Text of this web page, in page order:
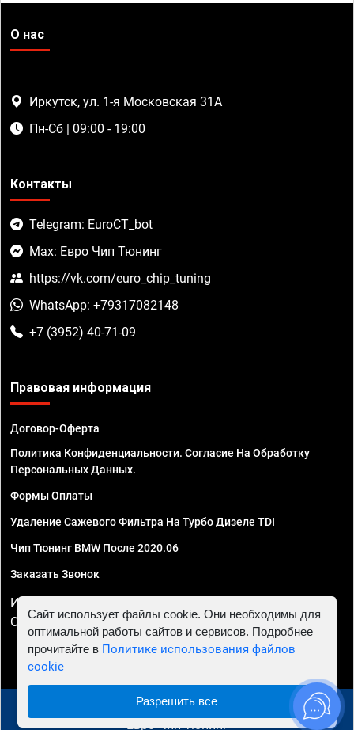
О нас
Иркутск, ул. 1-я Московская 31А
Пн-Сб | 09:00 - 19:00
Контакты
Telegram: EuroCT_bot
Max: Евро Чип Тюнинг
https://vk.com/euro_chip_tuning
WhatsApp: +79317082148
+7 (3952) 40-71-09
Правовая информация
Договор-Оферта
Политика Конфиденциальности. Согласие На Обработку
Персональных Данных.
Формы Оплаты
Удаление Сажевого Фильтра На Турбо Дизеле TDI
Чип Тюнинг BMW После 2020.06
Заказать Звонок
ИП Смирнов Георгий Павлович. ИНН 781302555843,
ОГРНИП 324470400032610
© 2010 - 2026 Чип тюнинг в Иркутске - Автосервис
"Евро Чип Тюнинг"
Сайт использует файлы cookie. Они необходимы для
оптимальной работы сайтов и сервисов. Подробнее
прочитайте в Политике использования файлов
cookie
Разрешить все